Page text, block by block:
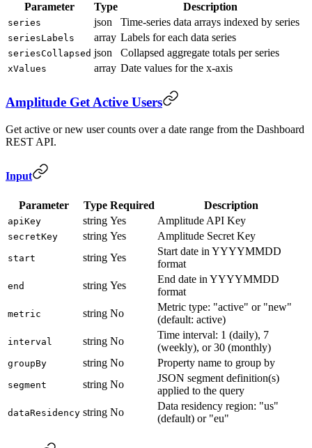
Parameter Type Description
series json Time-series data arrays indexed by series
seriesLabels array Labels for each data series
seriesCollapsed json Collapsed aggregate totals per series
xValues array Date values for the x-axis
Amplitude Get Active Users
Get active or new user counts over a date range from the Dashboard
REST API.
Input
Parameter Type Required Description
apiKey string Yes Amplitude API Key
secretKey string Yes Amplitude Secret Key
start string Yes
Start date in YYYYMMDD
format
end string Yes
End date in YYYYMMDD
format
metric string No
Metric type: "active" or "new"
(default: active)
interval string No
Time interval: 1 (daily), 7
(weekly), or 30 (monthly)
groupBy string No Property name to group by
segment string No
JSON segment definition(s)
applied to the query
dataResidency string No
Data residency region: "us"
(default) or "eu"